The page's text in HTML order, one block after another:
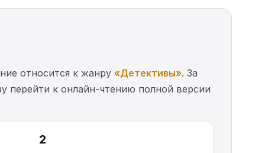
относится к жанру «Детективы». За
перейти к онлайн-чтению полной версии
2